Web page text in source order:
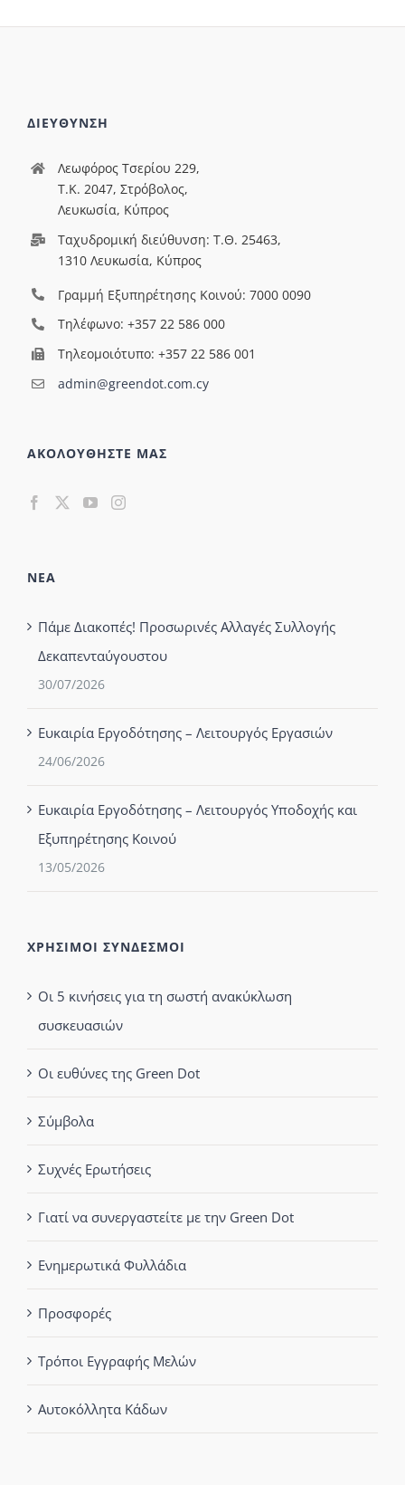
ΔΙΕΥΘΥΝΣΗ
Λεωφόρος Τσερίου 229,
T.Κ. 2047, Στρόβολος,
Λευκωσία, Κύπρος
Ταχυδρομική διεύθυνση: Τ.Θ. 25463,
1310 Λευκωσία, Κύπρος
Γραμμή Εξυπηρέτησης Κοινού: 7000 0090
Τηλέφωνο: +357 22 586 000
Τηλεομοιότυπο: +357 22 586 001
admin@greendot.com.cy
ΑΚΟΛΟΥΘΗΣΤΕ ΜΑΣ
ΝΕΑ
Πάμε Διακοπές! Προσωρινές Αλλαγές Συλλογής
Δεκαπενταύγουστου
30/07/2026
Ευκαιρία Εργοδότησης – Λειτουργός Εργασιών
24/06/2026
Ευκαιρία Εργοδότησης – Λειτουργός Υποδοχής και
Εξυπηρέτησης Κοινού
13/05/2026
ΧΡΗΣΙΜΟΙ ΣΥΝΔΕΣΜΟΙ
Οι 5 κινήσεις για τη σωστή ανακύκλωση
συσκευασιών
Οι ευθύνες της Green Dot
Σύμβολα
Συχνές Ερωτήσεις
Γιατί να συνεργαστείτε με την Green Dot
Ενημερωτικά Φυλλάδια
Προσφορές
Τρόποι Εγγραφής Μελών
Αυτοκόλλητα Κάδων